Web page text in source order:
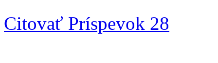
Citovať Príspevok 28